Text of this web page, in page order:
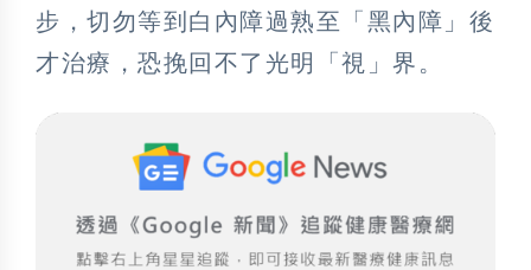
步，切勿等到白內障過熟至「黑內障」後
才治療，恐挽回不了光明「視」界。